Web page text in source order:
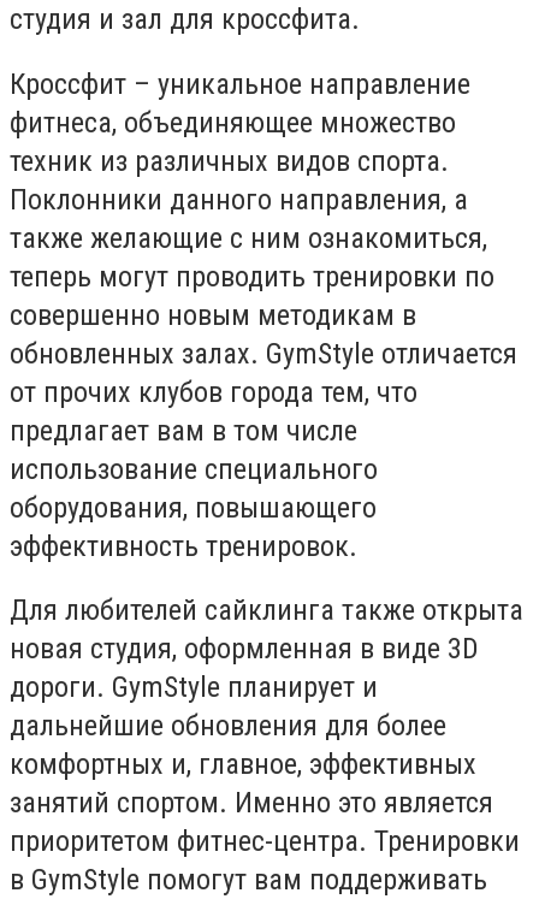
студия и зал для кроссфита.
Кроссфит – уникальное направление
фитнеса, объединяющее множество
техник из различных видов спорта.
Поклонники данного направления, а
также желающие с ним ознакомиться,
теперь могут проводить тренировки по
совершенно новым методикам в
обновленных залах. GymStyle отличается
от прочих клубов города тем, что
предлагает вам в том числе
использование специального
оборудования, повышающего
эффективность тренировок.
Для любителей сайклинга также открыта
новая студия, оформленная в виде 3D
дороги. GymStyle планирует и
дальнейшие обновления для более
комфортных и, главное, эффективных
занятий спортом. Именно это является
приоритетом фитнес-центра. Тренировки
в GymStyle помогут вам поддерживать